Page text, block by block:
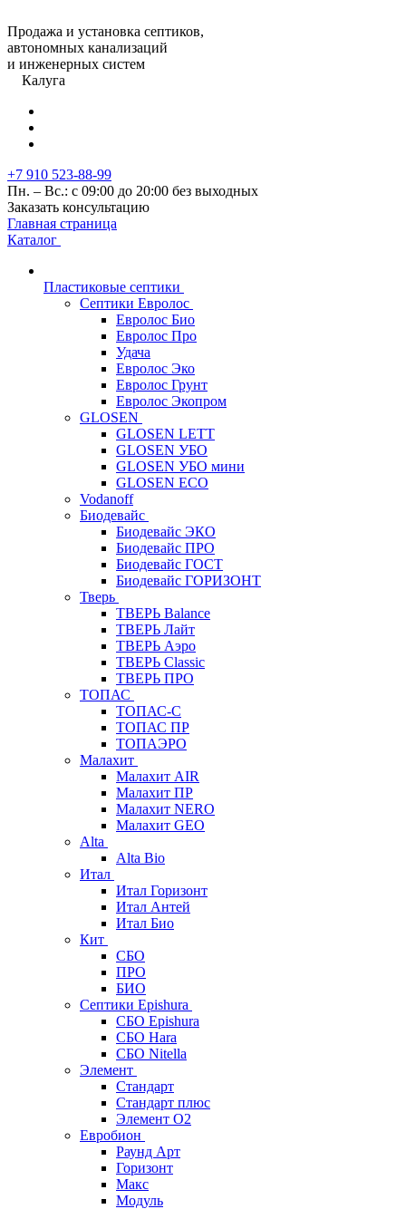
Продажа и установка септиков,
автономных канализаций
и инженерных систем
Калуга
+7 910 523-88-99
Пн. – Вс.: с 09:00 до 20:00 без выходных
Заказать консультацию
Главная страница
Каталог
Пластиковые септики
Септики Евролос
Евролос Био
Евролос Про
Удача
Евролос Эко
Евролос Грунт
Евролос Экопром
GLOSEN
GLOSEN LETT
GLOSEN УБО
GLOSEN УБО мини
GLOSEN ECO
Vodanoff
Биодевайс
Биодевайс ЭКО
Биодевайс ПРО
Биодевайс ГОСТ
Биодевайс ГОРИЗОНТ
Тверь
ТВЕРЬ Balance
ТВЕРЬ Лайт
ТВЕРЬ Аэро
ТВЕРЬ Classic
ТВЕРЬ ПРО
ТОПАС
ТОПАС-С
ТОПАС ПР
ТОПАЭРО
Малахит
Малахит AIR
Малахит ПР
Малахит NERO
Малахит GEO
Alta
Alta Bio
Итал
Итал Горизонт
Итал Антей
Итал Био
Кит
СБО
ПРО
БИО
Септики Epishura
СБО Epishura
СБО Hara
СБО Nitella
Элемент
Стандарт
Стандарт плюс
Элемент О2
Евробион
Раунд Арт
Горизонт
Макс
Модуль